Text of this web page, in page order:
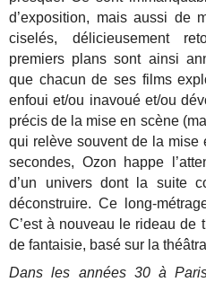
d’exposition, mais aussi de
ciselés, délicieusement
premiers plans sont ainsi
que chacun de ses films
enfoui et/ou inavoué et/ou
précis de la mise en scène
qui relève souvent de la mise
secondes, Ozon happe
d’un univers dont la suite
déconstruire. Ce long-
C’est à nouveau le rideau de
de fantaisie, basé sur la
Dans les années 30 à